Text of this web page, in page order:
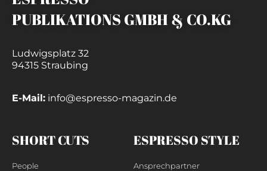
PUBLIKATIONS GMBH & CO.KG
Ludwigsplatz 32
94315 Straubing
E-Mail: info@espresso-magazin.de
SHORT CUTS
People
ESPRESSO STYLE
Ansprechpartner